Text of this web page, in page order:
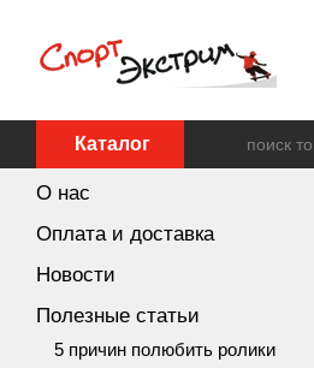
Каталог
О нас
Оплата и доставка
Новости
Полезные статьи
5 причин полюбить ролики